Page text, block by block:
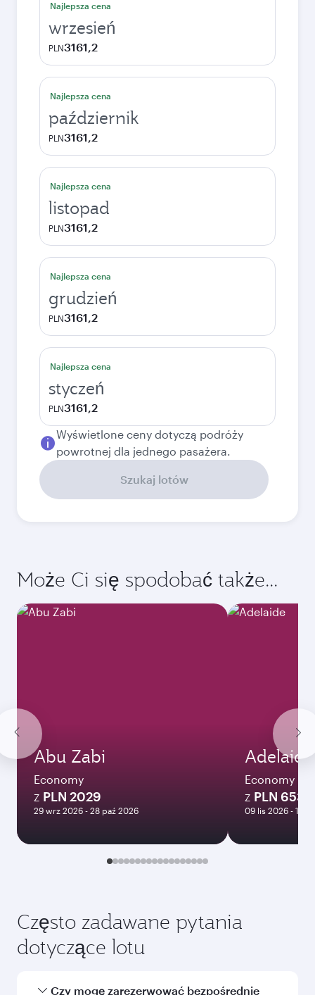
Najlepsza cena
wrzesień
PLN3161,2
Najlepsza cena
październik
PLN3161,2
Najlepsza cena
listopad
PLN3161,2
Najlepsza cena
grudzień
PLN3161,2
Najlepsza cena
styczeń
PLN3161,2
Wyświetlone ceny dotyczą podróży
powrotnej dla jednego pasażera.
Szukaj lotów
Może Ci się spodobać także...
Abu Zabi
Economy
Z PLN 2029
29 wrz 2026 - 28 paź 2026
Adelaide
Economy
Z PLN 6539
09 lis 2026 - 13
Często zadawane pytania
dotyczące lotu
Czy mogę zarezerwować bezpośrednie